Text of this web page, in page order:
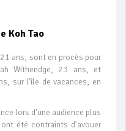
Koh Tao
ans, sont en procès pour
Witheridge, 23 ans, et
sur l'île de vacances, en
lors d'une audience plus
été contraints d'avouer